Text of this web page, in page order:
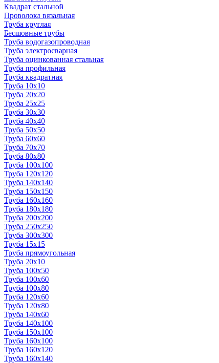
Квадрат стальной
Проволока вязальная
Труба круглая
Бесшовные трубы
Труба водогазопроводная
Труба электросварная
Труба оцинкованная стальная
Труба профильная
Труба квадратная
Труба 10x10
Труба 20x20
Труба 25x25
Труба 30x30
Труба 40x40
Труба 50x50
Труба 60x60
Труба 70x70
Труба 80x80
Труба 100x100
Труба 120x120
Труба 140x140
Труба 150x150
Труба 160x160
Труба 180x180
Труба 200x200
Труба 250x250
Труба 300x300
Труба 15x15
Труба прямоугольная
Труба 20x10
Труба 100x50
Труба 100x60
Труба 100x80
Труба 120x60
Труба 120x80
Труба 140x60
Труба 140x100
Труба 150x100
Труба 160x100
Труба 160x120
Труба 160x140